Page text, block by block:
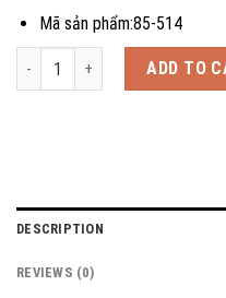
Mã sản phẩm:85-514
WAX'N POLISH APPLICATOR
ADD TO
DESCRIPTION
REVIEWS (0)